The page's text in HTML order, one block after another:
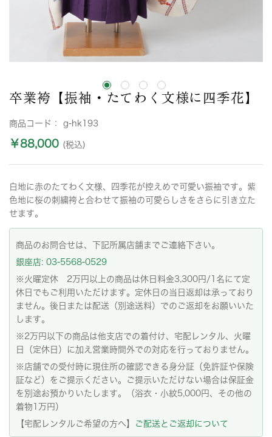
卒業袴【振袖・たてわく文様に四季花】
商品コード： g-hk193
￥88,000 (税込)
白地に赤のたてわく文様、四季花が控えめで可愛い振袖です。紫
色地に桜の刺繍袴と合わせて振袖の可愛らしさをさらに引き立た
せます。
商品のお問合せは、下記所属店舗までご連絡下さい。
銀座店: 03-5568-0529
※火曜定休 2万円以上の商品は休日料金3,300円/1名にて定
休日でもご利用いただけます。定休日の当日返却は承っており
ません。後日または配送（別途送料）でのご返却をお願いいた
します。
※2万円以下の商品は他支店での着付け、宅配レンタル、火曜
日（定休日）に加え営業時間外での対応を行っておりません。
※店舗での受付時に現住所の確認できる身分証（免許証や保険
証など）をご提示ください。ご提示いただけない場合は保証金
を別途お預かりいたします。（浴衣・小紋5,000円、その他の
着物1万円）
【宅配レンタルご希望の方へ】
ご配送とご返却について